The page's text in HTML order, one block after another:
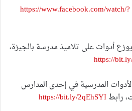
https://www.facebook.com/watch/?
أدوات على تلاميذ مدرسة بالجيزة،
https://
المدرسية في إحدى المدارس
رابطhttps://bit.ly/2qEhSYI